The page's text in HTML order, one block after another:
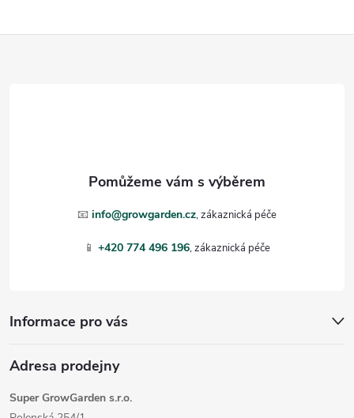
📧 info@growgarden.cz
📱 +420 774 496 196
Informace pro vás
Adresa prodejny
Super GrowGarden s.r.o.